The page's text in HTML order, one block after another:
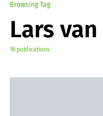
Browsing Tag
Lars
16 publications